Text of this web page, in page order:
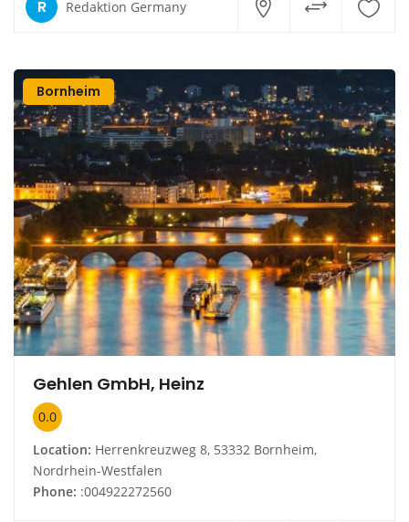
R Redaktion Germany
Bornheim
Gehlen GmbH, Heinz
0.0
Location: Herrenkreuzweg 8, 53332 Bornheim,
Nordrhein-Westfalen
Phone: :004922272560